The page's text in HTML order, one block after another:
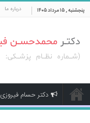
پنجشنبه , ۱۵ مرداد ۱۴۰۵ درباره ما
دکتر حسام فیروزی